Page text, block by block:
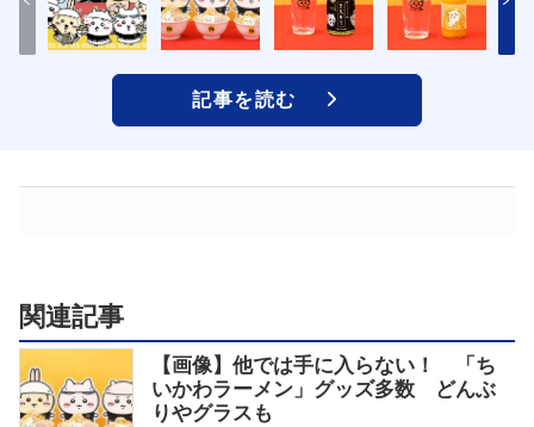
記事を読む
関連記事
【画像】他では手に入らない！ 「ち
いかわラーメン」グッズ多数 どんぶ
りやグラスも